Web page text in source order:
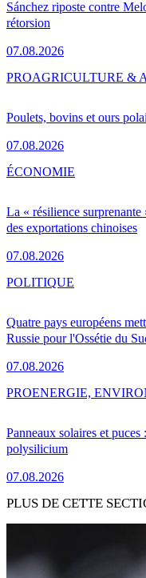
Sánchez riposte contre
rétorsion
07.08.2026
Poulets, bovins et ours
07.08.2026
PROAGRICULTURE &
La « résilience
des exportations chinoises
07.08.2026
ÉCONOMIE
Quatre pays européens
Russie pour l'Ossétie du
07.08.2026
POLITIQUE
Panneaux solaires et
polysilicium
07.08.2026
PROENERGIE,
PLUS DE CETTE